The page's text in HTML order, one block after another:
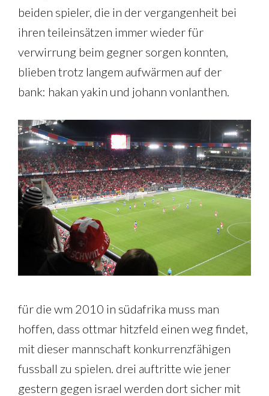
beiden spieler, die in der vergangenheit bei
ihren teileinsätzen immer wieder für
verwirrung beim gegner sorgen konnten,
blieben trotz langem aufwärmen auf der
bank: hakan yakin und johann vonlanthen.
für die wm 2010 in südafrika muss man
hoffen, dass ottmar hitzfeld einen weg findet,
mit dieser mannschaft konkurrenzfähigen
fussball zu spielen. drei auftritte wie jener
gestern gegen israel werden dort sicher mit